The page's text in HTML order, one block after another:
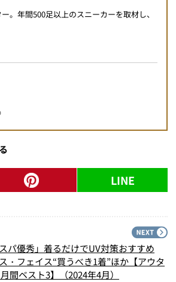
。年間500足以上のスニーカーを取材し、
LINE
パ優秀」着るだけでUV対策おすすめ
・フェイス“買うべき1着”ほか【アウタ
間ベスト3】（2024年4月）